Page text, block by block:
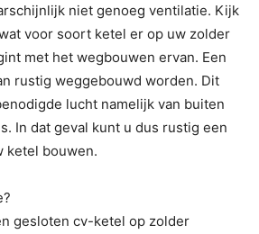
niet genoeg ventilatie. Kijk
voor soort ketel er op uw zolder
met het wegbouwen ervan. Een
rustig weggebouwd worden. Dit
lucht namelijk van buiten
In dat geval kunt u dus rustig een
ketel bouwen.
gesloten cv-ketel op zolder